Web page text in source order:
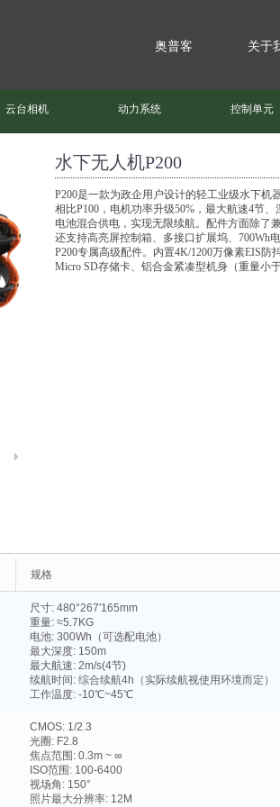
云台相机 动力系统 控制单元
水下无人机P200
P200是一款为政企用户设计的轻工业级水下机
相比P100，电机功率升级50%，最大航速4节
电池混合供电，实现无限续航。配件方面除了
还支持高亮屏控制箱、多接口扩展坞、700Wh
P200专属高级配件。内置4K/1200万像素EIS
Micro SD存储卡、铝合金紧凑型机身（重量小
规格
尺寸: 480°267'165mm
重量: ≈5.7KG
电池: 300Wh（可选配电池）
最大深度: 150m
最大航速: 2m/s(4节)
续航时间: 综合续航4h（实际续航视使用环境而定）
工作温度: -10℃~45℃
CMOS: 1/2.3
光圈: F2.8
焦点范围: 0.3m ~ ∞
ISO范围: 100-6400
视场角: 150°
照片最大分辨率: 12M
奥普客 关于